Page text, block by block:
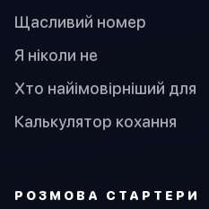
Щасливий номер
Я ніколи не
Хто найімовірніший для
Калькулятор кохання
PОЗМОВА СТАРТЕРИ